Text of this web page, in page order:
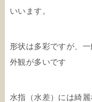
いいます。
形状は多彩ですが、
外観が多いです
水指（水差）には綺麗